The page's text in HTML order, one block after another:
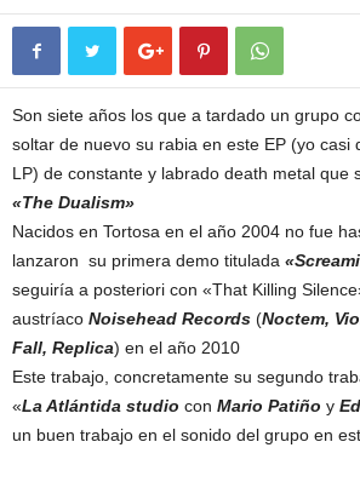
Son siete años los que a tardado un grupo
soltar de nuevo su rabia en este EP (yo casi
LP) de constante y labrado death metal que
«The Dualism»
Nacidos en Tortosa en el año 2004 no fue
lanzaron su primera demo titulada
seguiría a posteriori con «That Killing
austríaco Noisehead Records (Noctem,
Fall, Replica) en el año 2010
Este trabajo, concretamente su segundo
«La Atlántida studio con Mario Patiño y
un buen trabajo en el sonido del grupo en